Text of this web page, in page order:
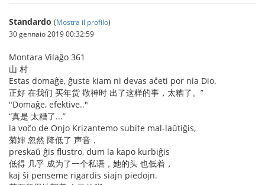
Standardo (Mostra il profilo)
30 gennaio 2019 00:32:59
Montara Vilaĝo 361
山 村
Estas domaĝe, ĝuste kiam ni devas aĉeti por nia Dio.
正好 在我们 买年货 敬神时 出了这样的事，太糟了。”
"Domaĝe, efektive.."
“真是 太糟了...”
la voĉo de Onjo Krizantemo subite mal-laŭtiĝis,
菊婶 忽然 降低了 声音，
preskaŭ ĝis flustro, dum la kapo kurbiĝis
低得 几乎 成为了一个私语，她的头 也低着，
kaj ŝi penseme rigardis siajn piedojn.